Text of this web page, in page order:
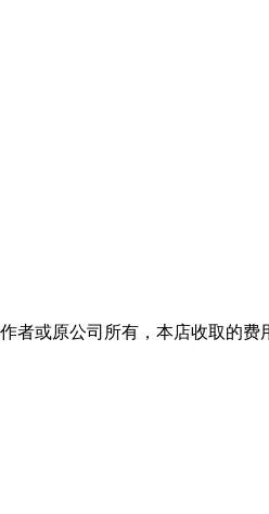
或原公司所有，本店收取的费